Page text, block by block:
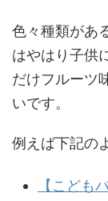
色々種類があ
はやはり子供
だけフルーツ
いです。
例えば下記の
【こども